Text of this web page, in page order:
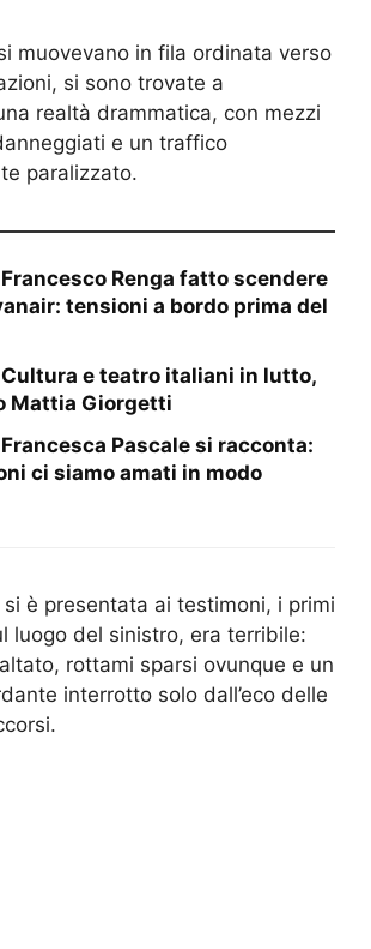
muovevano in fila ordinata verso
si sono trovate a
realtà drammatica, con mezzi
e un traffico
paralizzato.
Francesco Renga fatto scendere
tensioni a bordo prima del
Cultura e teatro italiani in lutto,
Mattia Giorgetti
Francesca Pascale si racconta:
ci siamo amati in modo
è presentata ai testimoni, i primi
luogo del sinistro, era terribile:
rottami sparsi ovunque e un
interrotto solo dall’eco delle